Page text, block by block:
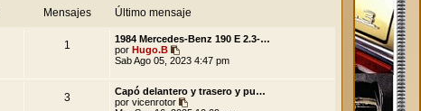
Mensajes Último mensaje
1
1984 Mercedes-Benz 190 E 2.3-…
por Hugo.B
e
l
t
Sab Ago 05, 2023 4:47 pm
3
Capó delantero y trasero y pu…
por vicenrotor